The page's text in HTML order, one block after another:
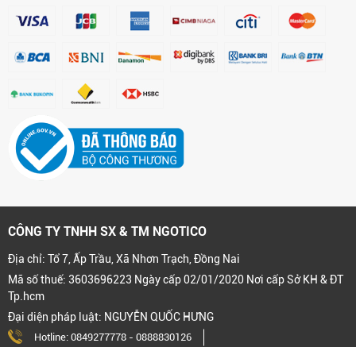
CÔNG TY TNHH SX & TM NGOTICO
Địa chỉ: Tổ 7, Ấp Trầu, Xã Nhơn Trạch, Đồng Nai
Mã số thuế: 3603696223 Ngày cấp 02/01/2020 Nơi cấp Sở KH & ĐT
Tp.hcm
Đại diện pháp luật: NGUYỄN QUỐC HƯNG
Hotline: 0849277778 - 0888830126